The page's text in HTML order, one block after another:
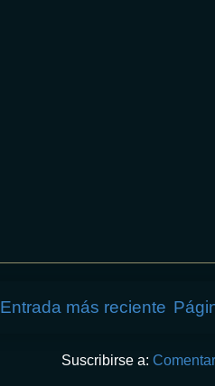
Entrada más reciente
Suscribirse a: